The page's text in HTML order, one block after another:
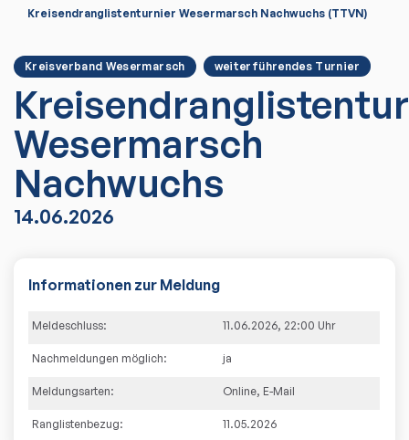
Kreisendranglistenturnier Wesermarsch Nachwuchs (TTVN)
Kreisverband Wesermarsch weiterführendes Turnier
Wesermarsch
Nachwuchs
14.06.2026
Informationen zur Meldung
Meldeschluss: 11.06.2026, 22:00 Uhr
Nachmeldungen möglich: ja
Meldungsarten: Online, E-Mail
Ranglistenbezug: 11.05.2026